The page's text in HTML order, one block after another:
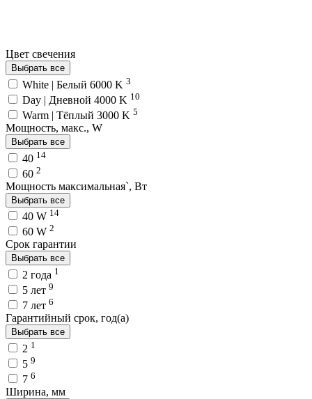
Цвет свечения
Выбрать все
White | Белый 6000 K 3
Day | Дневной 4000 K 10
Warm | Тёплый 3000 K 5
Мощность, макс., W
Выбрать все
40 14
60 2
Мощность максимальная`, Вт
Выбрать все
40 W 14
60 W 2
Срок гарантии
Выбрать все
2 года 1
5 лет 9
7 лет 6
Гарантийный срок, год(а)
Выбрать все
2 1
5 9
7 6
Ширина, мм